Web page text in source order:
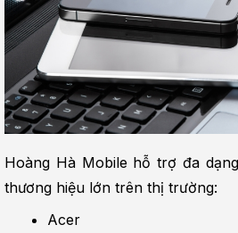
Hoàng Hà Mobile hỗ trợ đa
thương hiệu lớn trên thị trường:
Acer